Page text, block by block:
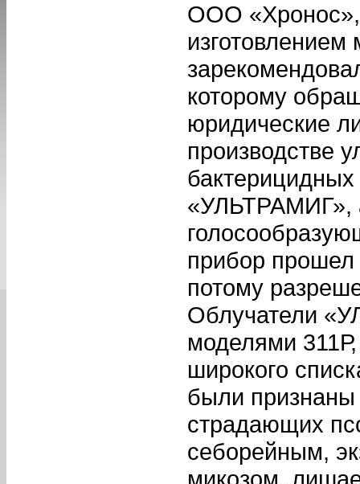
ООО «Хронос»,
изготовлением
которому
юридические
производстве
«УЛЬТРАМИГ»,
прибор прошел
потому
Облучатели
моделями
широкого
были
страдающих
себорейным,